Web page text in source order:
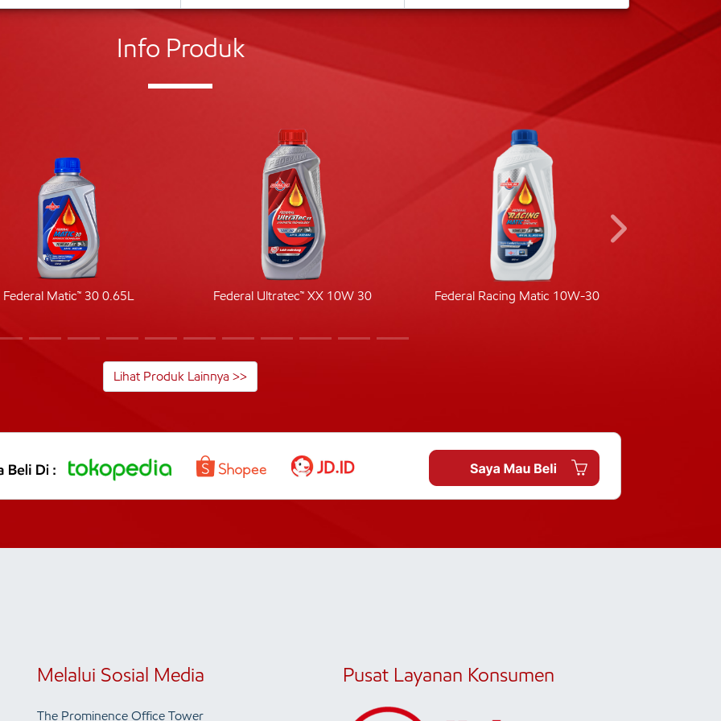
Info Produk
Federal Matic™ 30 0.65L Federal Ultratec™ XX 10W 30 Federal Racing Matic 10W-30
Lihat Produk Lainnya >>
Melalui Sosial Media
The Prominence Office Tower
Pusat Layanan Konsumen